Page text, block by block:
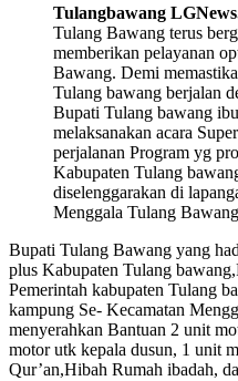
Tulangbawang
Tulang Bawang terus
memberikan pelayanan
Bawang. Demi
Tulang bawang berjalan
Bupati Tulang bawang
melaksanakan acara
perjalanan Program yg
Kabupaten Tulang
diselenggarakan di
Menggala Tulang
Bupati Tulang Bawang yang
plus Kabupaten Tulang
Pemerintah kabupaten Tulang
kampung Se- Kecamatan
menyerahkan Bantuan 2 unit
motor utk kepala dusun, 1 unit
Qur’an,Hibah Rumah ibadah,